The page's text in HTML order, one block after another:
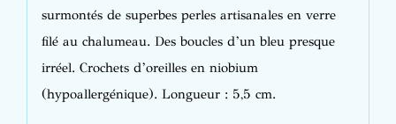
surmontés de superbes perles artisanales en verre
filé au chalumeau. Des boucles d’un bleu presque
irréel. Crochets d’oreilles en niobium
(hypoallergénique). Longueur : 5,5 cm.